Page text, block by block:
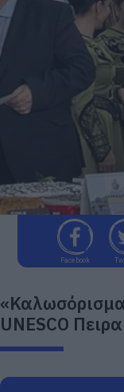
Facebook
UNESCO